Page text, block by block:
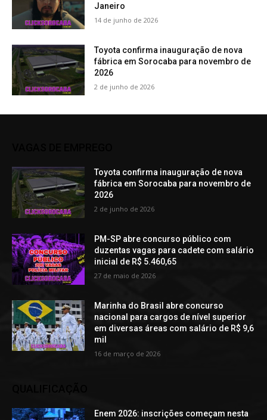
Janeiro
14 de junho de 2026
Toyota confirma inauguração de nova
fábrica em Sorocaba para novembro de
2026
2 de junho de 2026
Toyota confirma inauguração de nova
fábrica em Sorocaba para novembro de
2026
2 de junho de 2026
PM-SP abre concurso público com
duzentas vagas para cadete com salário
inicial de R$ 5.460,65
27 de maio de 2026
Marinha do Brasil abre concurso
nacional para cargos de nível superior
em diversas áreas com salário de R$ 9,6
mil
16 de março de 2026
Enem 2026: inscrições começam nesta